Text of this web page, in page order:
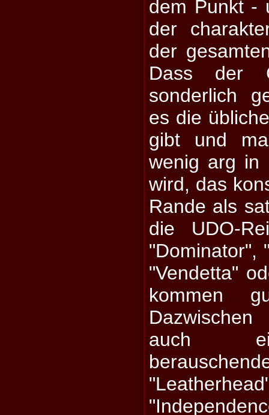
dem Punkt -
der
der
Dass der
sonderlich
es die
gibt und
wenig arg in
wird, das
Rande als
die UDO-
"Dominator",
"Vendetta"
kommen
auch